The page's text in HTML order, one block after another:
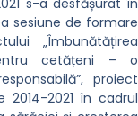
s-a desfășurat în
sesiune de formare
„Îmbunătățirea
cetățeni – o
proiect
2014-2021 în cadrul